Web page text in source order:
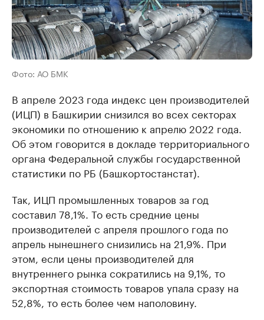
Фото: АО БМК
В апреле 2023 года индекс цен производителей
(ИЦП) в Башкирии снизился во всех секторах
экономики по отношению к апрелю 2022 года.
Об этом говорится в докладе территориального
органа Федеральной службы государственной
статистики по РБ (Башкортостанстат).
Так, ИЦП промышленных товаров за год
составил 78,1%. То есть средние цены
производителей с апреля прошлого года по
апрель нынешнего снизились на 21,9%. При
этом, если цены производителей для
внутреннего рынка сократились на 9,1%, то
экспортная стоимость товаров упала сразу на
52,8%, то есть более чем наполовину.